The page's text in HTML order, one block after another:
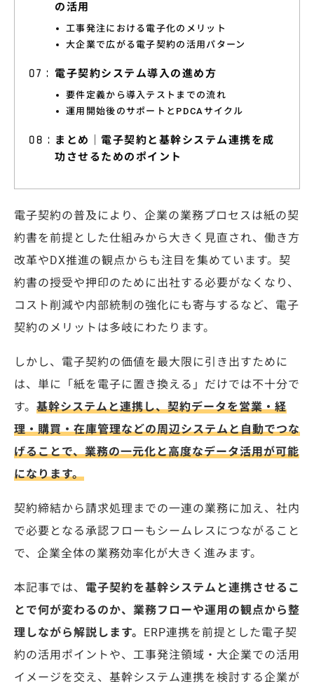
の活用
工事発注における電子化のメリット
大企業で広がる電子契約の活用パターン
電子契約システム導入の進め方
要件定義から導入テストまでの流れ
運用開始後のサポートとPDCAサイクル
まとめ｜電子契約と基幹システム連携を成
功させるためのポイント
電子契約の普及により、企業の業務プロセスは紙の契
約書を前提とした仕組みから大きく見直され、働き方
改革やDX推進の観点からも注目を集めています。 契
約書の授受や押印のために出社する必要がなくなり、
コスト削減や内部統制の強化にも寄与するなど、電子
契約のメリットは多岐にわたります。
しかし、電子契約の価値を最大限に引き出すために
は、単に「紙を電子に置き換える」だけでは不十分で
す。 基幹システムと連携し、契約データを営業・経
理・購買・在庫管理などの周辺システムと自動でつな
げることで、業務の一元化と高度なデータ活用が可能
になります。
契約締結から請求処理までの一連の業務に加え、社内
で必要となる承認フローもシームレスにつながること
で、企業全体の業務効率化が大きく進みます。
本記事では、 電子契約を基幹システムと連携させるこ
とで何が変わるのか、業務フローや運用の観点から整
理しながら解説します。 ERP連携を前提とした電子契
約の活用ポイントや、工事発注領域・大企業での活用
イメージを交え、基幹システム連携を検討する企業が